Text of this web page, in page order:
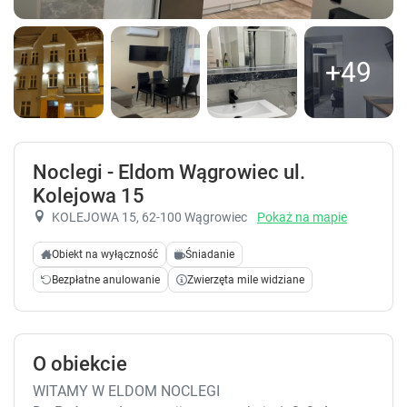
+49
Noclegi - Eldom Wągrowiec ul.
Kolejowa 15
KOLEJOWA 15, 62-100 Wągrowiec Pokaż na mapie
Obiekt na wyłączność
Śniadanie
Bezpłatne anulowanie
Zwierzęta mile widziane
O obiekcie
WITAMY W ELDOM NOCLEGI